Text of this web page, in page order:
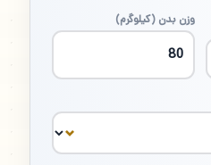
وزن بدن (کیلوگرم)